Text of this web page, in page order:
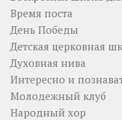
Время поста
День Победы
Детская церковная
Духовная нива
Интересно и
Молодежный клуб
Народный хор